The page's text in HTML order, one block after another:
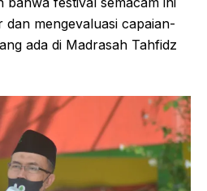
dan mengevaluasi capaian-
ada di Madrasah Tahfidz